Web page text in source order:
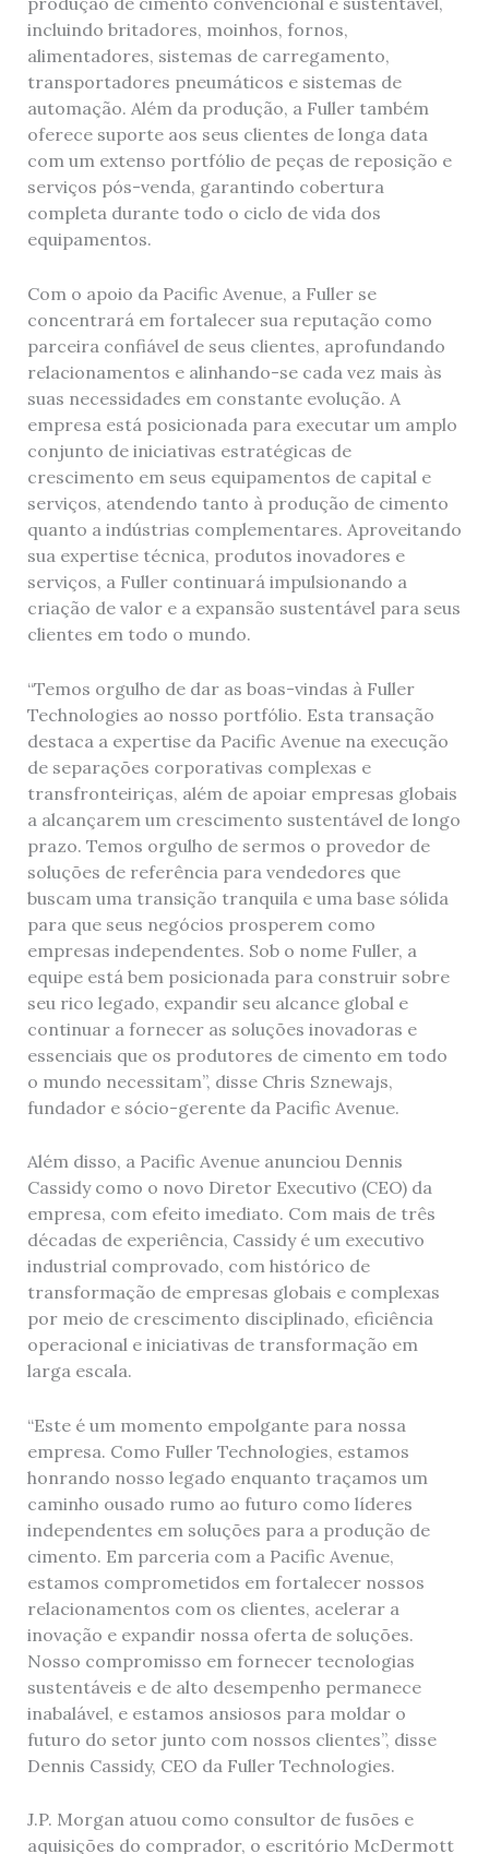
incluindo britadores, moinhos, fornos,
alimentadores, sistemas de carregamento,
transportadores pneumáticos e sistemas de
automação. Além da produção, a Fuller também
oferece suporte aos seus clientes de longa data
com um extenso portfólio de peças de reposição e
serviços pós-venda, garantindo cobertura
completa durante todo o ciclo de vida dos
equipamentos.
Com o apoio da Pacific Avenue, a Fuller se
concentrará em fortalecer sua reputação como
parceira confiável de seus clientes, aprofundando
relacionamentos e alinhando-se cada vez mais às
suas necessidades em constante evolução. A
empresa está posicionada para executar um amplo
conjunto de iniciativas estratégicas de
crescimento em seus equipamentos de capital e
serviços, atendendo tanto à produção de cimento
quanto a indústrias complementares. Aproveitando
sua expertise técnica, produtos inovadores e
serviços, a Fuller continuará impulsionando a
criação de valor e a expansão sustentável para seus
clientes em todo o mundo.
“Temos orgulho de dar as boas-vindas à Fuller
Technologies ao nosso portfólio. Esta transação
destaca a expertise da Pacific Avenue na execução
de separações corporativas complexas e
transfronteiriças, além de apoiar empresas globais
a alcançarem um crescimento sustentável de longo
prazo. Temos orgulho de sermos o provedor de
soluções de referência para vendedores que
buscam uma transição tranquila e uma base sólida
para que seus negócios prosperem como
empresas independentes. Sob o nome Fuller, a
equipe está bem posicionada para construir sobre
seu rico legado, expandir seu alcance global e
continuar a fornecer as soluções inovadoras e
essenciais que os produtores de cimento em todo
o mundo necessitam”, disse Chris Sznewajs,
fundador e sócio-gerente da Pacific Avenue.
Além disso, a Pacific Avenue anunciou Dennis
Cassidy como o novo Diretor Executivo (CEO) da
empresa, com efeito imediato. Com mais de três
décadas de experiência, Cassidy é um executivo
industrial comprovado, com histórico de
transformação de empresas globais e complexas
por meio de crescimento disciplinado, eficiência
operacional e iniciativas de transformação em
larga escala.
“Este é um momento empolgante para nossa
empresa. Como Fuller Technologies, estamos
honrando nosso legado enquanto traçamos um
caminho ousado rumo ao futuro como líderes
independentes em soluções para a produção de
cimento. Em parceria com a Pacific Avenue,
estamos comprometidos em fortalecer nossos
relacionamentos com os clientes, acelerar a
inovação e expandir nossa oferta de soluções.
Nosso compromisso em fornecer tecnologias
sustentáveis ​​e de alto desempenho permanece
inabalável, e estamos ansiosos para moldar o
futuro do setor junto com nossos clientes”, disse
Dennis Cassidy, CEO da Fuller Technologies.
J.P. Morgan atuou como consultor de fusões e
aquisições do comprador, o escritório McDermott